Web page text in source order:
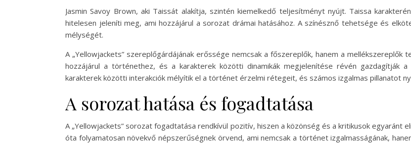
Jasmin Savoy Brown, aki Taissát alakítja, szintén kiemelkedő teljesítményt nyújt. Taissa
hitelesen jeleníti meg, ami hozzájárul a sorozat drámai hatásához. A színésznő tehetsége és
mélységét.
A „Yellowjackets” szereplőgárdájának erőssége nemcsak a főszereplők, hanem a mellékszereplők
hozzájárul a történethez, és a karakterek közötti dinamikák megjelenítése révén gazdagítják
karakterek közötti interakciók mélyítik el a történet érzelmi rétegeit, és számos izgalmas pillanatot
A sorozat hatása és fogadtatása
A „Yellowjackets” sorozat fogadtatása rendkívül pozitív, hiszen a közönség és a kritikusok egyaránt
óta folyamatosan növekvő népszerűségnek örvend, ami nemcsak a történet izgalmasságának,